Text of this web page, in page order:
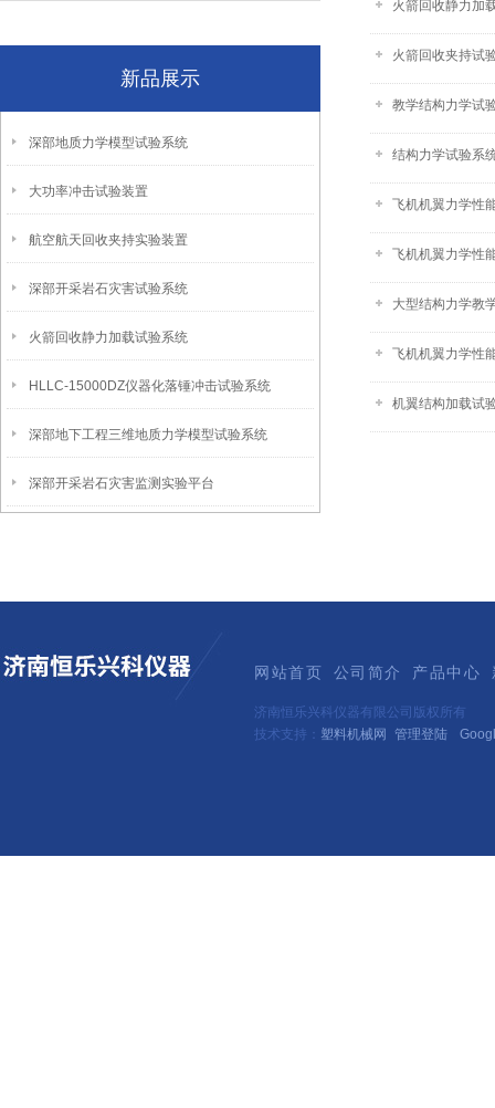
新品展示
深部地质力学模型试验系统
大功率冲击试验装置
航空航天回收夹持实验装置
深部开采岩石灾害试验系统
火箭回收静力加载试验系统
HLLC-15000DZ仪器化落锤冲击试验系统
深部地下工程三维地质力学模型试验系统
深部开采岩石灾害监测实验平台
火箭回收静力加
火箭回收夹持试
教学结构力学试
结构力学试验系
飞机机翼力学性
飞机机翼力学性
大型结构力学教
飞机机翼力学性
机翼结构加载试
网站首页 公司简介 产品中心
济南恒乐兴科仪器有限公司版权所有
技术支持： 塑料机械网 管理登陆